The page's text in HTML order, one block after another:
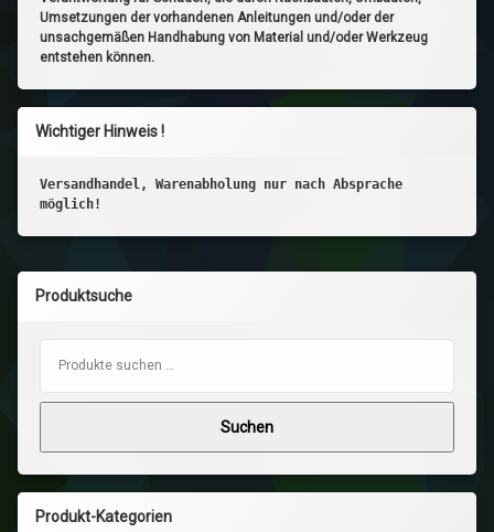
Umsetzungen der vorhandenen Anleitungen und/oder der
unsachgemäßen Handhabung von Material und/oder Werkzeug
entstehen können.
Wichtiger Hinweis !
Versandhandel, Warenabholung nur nach Absprache
möglich!
Produktsuche
Suchen
Produkt-Kategorien